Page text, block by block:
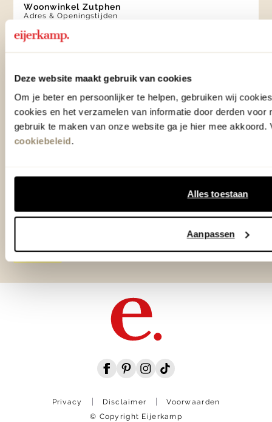
Deze website maakt gebruik van cookies
Om je beter en persoonlijker te helpen, gebruiken wij
cookies en het verzamelen van informatie door derden voor
gebruik te maken van onze website ga je hier mee akkoord.
cookiebeleid.
Alles toestaan
Aanpassen
Woonwinkel Zutphen
Adres & Openingstijden
Woonwinkel Veenendaal
Outlet Zutphen
Adres & Openingstijden
Klantenservice
Over Eijerkamp
TrustScore4.7
Privacy Disclaimer
Voorwaarden
© Copyright Eijerkamp